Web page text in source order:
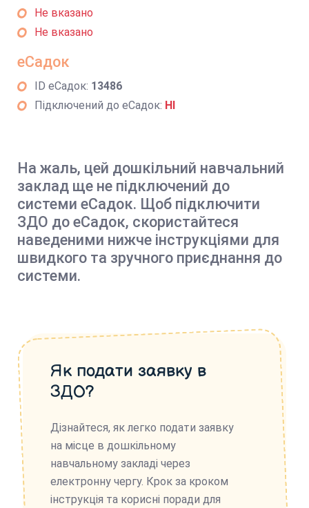
Не вказано
Не вказано
еСадок
ID еСадок: 13486
Підключений до еСадок: НІ
На жаль, цей дошкільний навчальний
заклад ще не підключений до
системи еСадок. Щоб підключити
ЗДО до еСадок, скористайтеся
наведеними нижче інструкціями для
швидкого та зручного приєднання до
системи.
Як подати заявку в
ЗДО?
Дізнайтеся, як легко подати заявку
на місце в дошкільному
навчальному закладі через
електронну чергу. Крок за кроком
інструкція та корисні поради для